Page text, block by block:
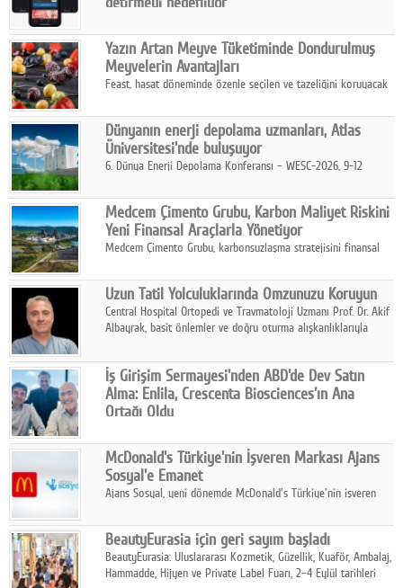
ekonomi ile gerçek dünya alışveriş deneyimi arasında köprü
kurmayı hedefleyen vizyonuyla uluslararası pazarlara açılıyor.
Yazın Artan Meyve Tüketiminde Dondurulmuş
Meyvelerin Avantajları
Feast, hasat döneminde özenle seçilen ve tazeliğini koruyacak
pratik, güvenilir ve lezzetli bir alternatif sunuyor.
Dünyanın enerji depolama uzmanları, Atlas
Üniversitesi'nde buluşuyor
6. Dünya Enerji Depolama Konferansı – WESC-2026, 9-12
sahipliğinde gerçekleştirilecek.
Medcem Çimento Grubu, Karbon Maliyet Riskini
Yeni Finansal Araçlarla Yönetiyor
Medcem Çimento Grubu, karbonsuzlaşma stratejisini finansal
Uzun Tatil Yolculuklarında Omzunuzu Koruyun
Central Hospital Ortopedi ve Travmatoloji Uzmanı Prof. Dr. Akif
Albayrak, basit önlemler ve doğru oturma alışkanlıklarıyla
İş Girişim Sermayesi'nden ABD'de Dev Satın
Alma: Enlila, Crescenta Biosciences'ın Ana
Ortağı Oldu
stratejisini uluslararası ölçeğe taşıyan satın alma hamlesini
tamamladı.
McDonald's Türkiye'nin İşveren Markası Ajans
Sosyal'e Emanet
Ajans Sosyal, yeni dönemde McDonald's Türkiye'nin işveren
BeautyEurasia için geri sayım başladı
BeautyEurasia: Uluslararası Kozmetik, Güzellik, Kuaför, Ambalaj,
Hammadde, Hijyen ve Private Label Fuarı, 2–4 Eylül tarihleri